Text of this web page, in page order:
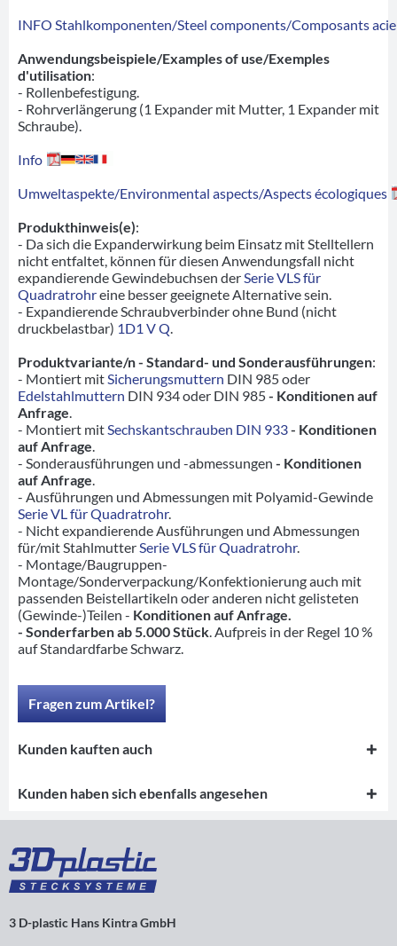
INFO Stahlkomponenten/Steel components/Composants
Anwendungsbeispiele/Examples of use/Exemples
d'utilisation:
- Rollenbefestigung.
- Rohrverlängerung (1 Expander mit Mutter, 1 Expander mit
Schraube).
Info
Umweltaspekte/Environmental aspects/Aspects écologiques
Produkthinweis(e):
- Da sich die Expanderwirkung beim Einsatz mit Stelltellern
nicht entfaltet, können für diesen Anwendungsfall nicht
expandierende Gewindebuchsen der Serie VLS für
Quadratrohreine besser geeignete Alternative sein.
- Expandierende Schraubverbinder ohne Bund (nicht
druckbelastbar) 1D1 V Q
Produktvariante/n - Standard- und Sonderausführungen:
- Montiert mit Sicherungsmuttern DIN 985 oder
Edelstahlmuttern DIN 934 oder DIN 985- Konditionen auf
Anfrage
- Montiert mit Sechskantschrauben DIN 933- Konditionen
auf Anfrage
- Sonderausführungen und -abmessungen - Konditionen
auf Anfrage
- Ausführungen und Abmessungen mit Polyamid-Gewinde
Serie VL für Quadratrohr.
- Nicht expandierende Ausführungen und Abmessungen
für/mit Stahlmutter Serie VLS für Quadratrohr.
- Montage/Baugruppen-
Montage/Sonderverpackung/Konfektionierung auch mit
passenden Beistellartikeln oder anderen nicht gelisteten
(Gewinde-)Teilen - Konditionen auf Anfrage.
- Sonderfarben ab 5.000 Stück . Aufpreis in der Regel 10 %
auf Standardfarbe Schwarz.
Fragen zum Artikel?
Kunden kauften auch
Kunden haben sich ebenfalls angesehen
3 D-plastic Hans Kintra GmbH